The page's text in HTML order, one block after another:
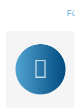
Besucher sichtbar.